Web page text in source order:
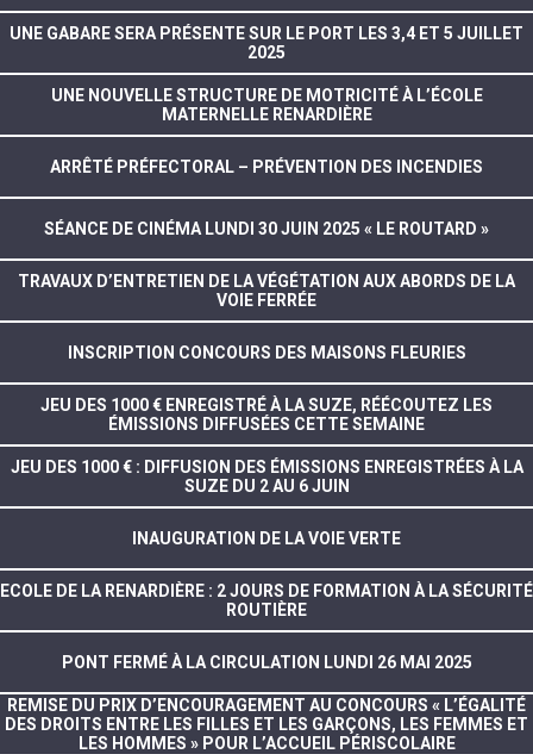
UNE GABARE SERA PRÉSENTE SUR LE PORT LES 3,4 ET 5 JUILLET
2025
UNE NOUVELLE STRUCTURE DE MOTRICITÉ À L’ÉCOLE
MATERNELLE RENARDIÈRE
ARRÊTÉ PRÉFECTORAL – PRÉVENTION DES INCENDIES
SÉANCE DE CINÉMA LUNDI 30 JUIN 2025 « LE ROUTARD »
TRAVAUX D’ENTRETIEN DE LA VÉGÉTATION AUX ABORDS DE LA
VOIE FERRÉE
INSCRIPTION CONCOURS DES MAISONS FLEURIES
JEU DES 1000 € ENREGISTRÉ À LA SUZE, RÉÉCOUTEZ LES
ÉMISSIONS DIFFUSÉES CETTE SEMAINE
JEU DES 1000 € : DIFFUSION DES ÉMISSIONS ENREGISTRÉES À LA
SUZE DU 2 AU 6 JUIN
INAUGURATION DE LA VOIE VERTE
ECOLE DE LA RENARDIÈRE : 2 JOURS DE FORMATION À LA SÉCURITÉ
ROUTIÈRE
PONT FERMÉ À LA CIRCULATION LUNDI 26 MAI 2025
REMISE DU PRIX D’ENCOURAGEMENT AU CONCOURS « L’ÉGALITÉ
DES DROITS ENTRE LES FILLES ET LES GARÇONS, LES FEMMES ET
LES HOMMES » POUR L’ACCUEIL PÉRISCOLAIRE